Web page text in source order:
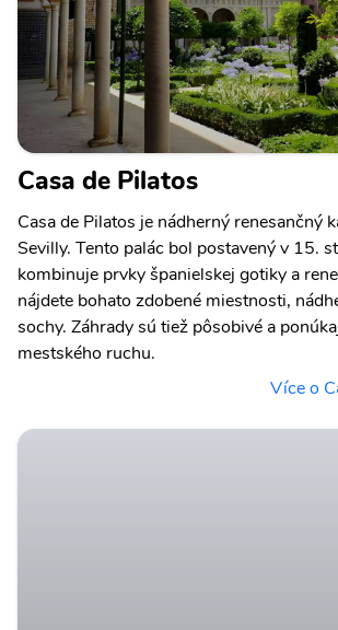
Casa de Pilatos
Casa de Pilatos je nádherný renesančný
Sevilly. Tento palác bol postavený v 15.
kombinuje prvky španielskej gotiky a
nájdete bohato zdobené miestnosti,
sochy. Záhrady sú tiež pôsobivé a
mestského ruchu.
Více o